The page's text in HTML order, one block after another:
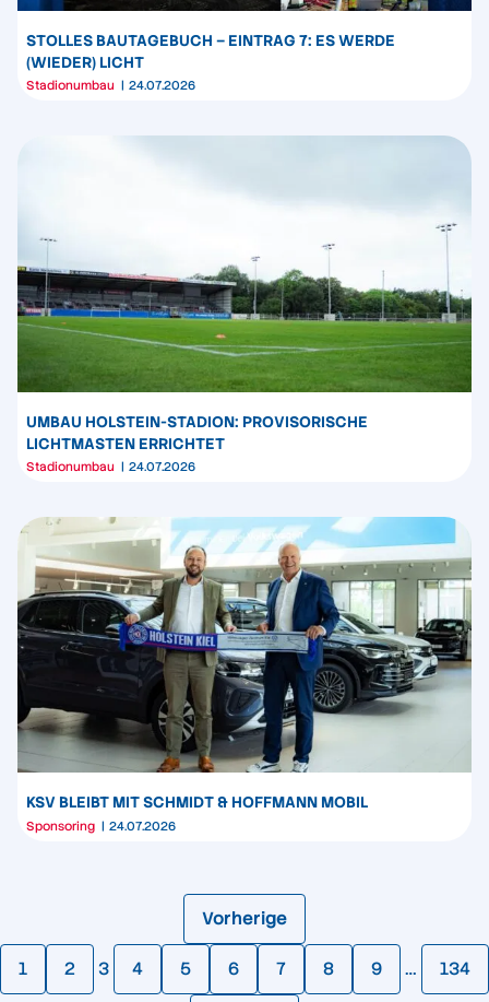
STOLLES BAUTAGEBUCH – EINTRAG 7: ES WERDE
(WIEDER) LICHT
Stadionumbau 24.07.2026
UMBAU HOLSTEIN-STADION: PROVISORISCHE
LICHTMASTEN ERRICHTET
Stadionumbau 24.07.2026
KSV BLEIBT MIT SCHMIDT & HOFFMANN MOBIL
Sponsoring 24.07.2026
Vorherige
1 2 3 4 5 6 7 8 9 … 134